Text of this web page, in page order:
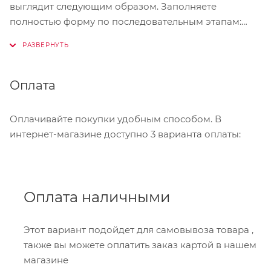
выглядит следующим образом. Заполняете
полностью форму по последовательным этапам:
Нажмите кнопку «Оформить заказ».
Оплата
Оплачивайте покупки удобным способом. В
интернет-магазине доступно 3 варианта оплаты:
Оплата наличными
Этот вариант подойдет для самовывоза товара ,
также вы можете оплатить заказ картой в нашем
магазине